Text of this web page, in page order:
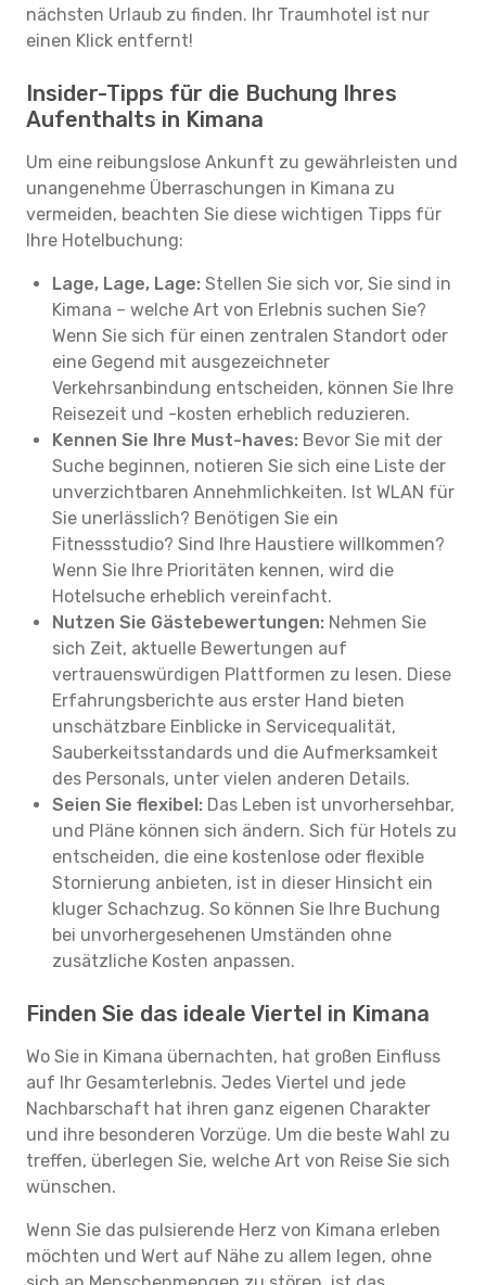
nächsten Urlaub zu finden. Ihr Traumhotel ist nur
einen Klick entfernt!
Insider-Tipps für die Buchung Ihres
Aufenthalts in Kimana
Um eine reibungslose Ankunft zu gewährleisten und
unangenehme Überraschungen in Kimana zu
vermeiden, beachten Sie diese wichtigen Tipps für
Ihre Hotelbuchung:
Lage, Lage, Lage: Stellen Sie sich vor, Sie sind in
Kimana – welche Art von Erlebnis suchen Sie?
Wenn Sie sich für einen zentralen Standort oder
eine Gegend mit ausgezeichneter
Verkehrsanbindung entscheiden, können Sie Ihre
Reisezeit und -kosten erheblich reduzieren.
Kennen Sie Ihre Must-haves: Bevor Sie mit der
Suche beginnen, notieren Sie sich eine Liste der
unverzichtbaren Annehmlichkeiten. Ist WLAN für
Sie unerlässlich? Benötigen Sie ein
Fitnessstudio? Sind Ihre Haustiere willkommen?
Wenn Sie Ihre Prioritäten kennen, wird die
Hotelsuche erheblich vereinfacht.
Nutzen Sie Gästebewertungen: Nehmen Sie
sich Zeit, aktuelle Bewertungen auf
vertrauenswürdigen Plattformen zu lesen. Diese
Erfahrungsberichte aus erster Hand bieten
unschätzbare Einblicke in Servicequalität,
Sauberkeitsstandards und die Aufmerksamkeit
des Personals, unter vielen anderen Details.
Seien Sie flexibel: Das Leben ist unvorhersehbar,
und Pläne können sich ändern. Sich für Hotels zu
entscheiden, die eine kostenlose oder flexible
Stornierung anbieten, ist in dieser Hinsicht ein
kluger Schachzug. So können Sie Ihre Buchung
bei unvorhergesehenen Umständen ohne
zusätzliche Kosten anpassen.
Finden Sie das ideale Viertel in Kimana
Wo Sie in Kimana übernachten, hat großen Einfluss
auf Ihr Gesamterlebnis. Jedes Viertel und jede
Nachbarschaft hat ihren ganz eigenen Charakter
und ihre besonderen Vorzüge. Um die beste Wahl zu
treffen, überlegen Sie, welche Art von Reise Sie sich
wünschen.
Wenn Sie das pulsierende Herz von Kimana erleben
möchten und Wert auf Nähe zu allem legen, ohne